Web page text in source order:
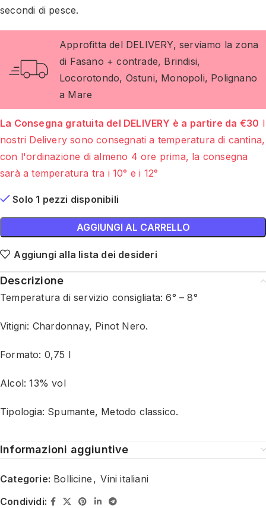
secondi di pesce.
Approfitta del DELIVERY, serviamo la zona
di Fasano + contrade, Brindisi,
Locorotondo, Ostuni, Monopoli, Polignano
a Mare
La Consegna gratuita del DELIVERY è a partire da €30 I
nostri Delivery sono consegnati a temperatura di cantina,
con l'ordinazione di almeno 4 ore prima, la consegna
sarà a temperatura tra i 10° e i 12°
Solo 1 pezzi disponibili
AGGIUNGI AL CARRELLO
Aggiungi alla lista dei desideri
Descrizione
Temperatura di servizio consigliata: 6° – 8°
Vitigni: Chardonnay, Pinot Nero.
Formato: 0,75 l
Alcol: 13% vol
Tipologia: Spumante, Metodo classico.
Informazioni aggiuntive
Categorie: Bollicine , Vini italiani
Condividi: